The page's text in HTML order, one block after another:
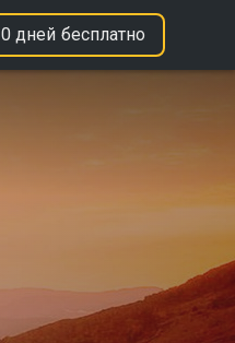
дней бесплатно